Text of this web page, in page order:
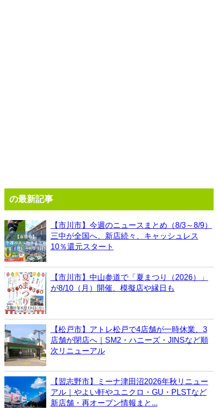
の最新記事
【市川市】今週のニュースまとめ（8/3～8/9）
三中が全国へ、新店続々、キャッシュレス
10％還元スタート
【市川市】中山参道で「夏まつり（2026）」
が8/10（月）開催、模擬店や縁日も
【松戸市】アトレ松戸で4店舗が一時休業、3
店舗が閉店へ｜SM2・ハニーズ・JINSなど順
次リニューアル
【習志野市】ミーナ津田沼2026年秋リニュー
アル｜やよい軒やユニクロ・GU・PLSTなど
新店舗・再オープン情報まと...